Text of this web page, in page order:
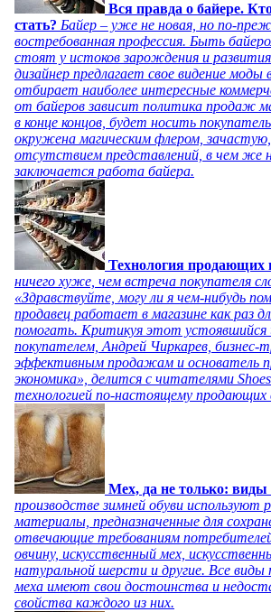
Вся правда о байере.
стать? Байер – уже не новая, но по-
востребованная профессия. Быть
стоят у истоков зарождения и
дизайнер предлагает свое видение моды
отбирает наиболее интересные
от байеров зависит политика продаж
в конце концов, будет носить
окружена магическим флером,
отсутствием представлений, в чем же
заключается работа байера.
Технология продающих
ничего хуже, чем встреча покупателя
«Здравствуйте, могу ли я чем-нибудь
продавец работает в магазине как раз
помогать. Критикуя этот устоявшийся
покупателем, Андрей Чиркарев, бизнес-
эффективным продажам и основатель
экономика», делится с читателями
технологией по-настоящему продающих
Мех, да не только: виды
производстве зимней обуви используют
материалы, предназначенные для
отвечающие требованиям
овчину, искусственный мех,
натуральной шерсти и другие. Все виды
меха имеют свои достоинства и
свойства каждого из них.